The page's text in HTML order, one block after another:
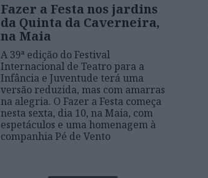
Fazer a Festa nos jardins
da Quinta da Caverneira,
na Maia
A 39ª edição do Festival
Internacional de Teatro para a
Infância e Juventude terá uma
versão reduzida, mas com amarras
na alegria. O Fazer a Festa começa
nesta sexta, dia 10, na Maia, com
espetáculos e uma homenagem à
companhia Pé de Vento